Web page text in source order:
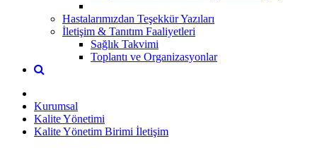
Hastalarımızdan Teşekkür Yazıları
İletişim & Tanıtım Faaliyetleri
Sağlık Takvimi
Toplantı ve Organizasyonlar
Kurumsal
Kalite Yönetimi
Kalite Yönetim Birimi İletişim